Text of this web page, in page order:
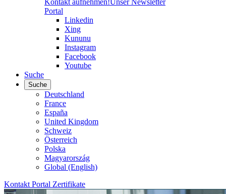
Kontakt aufnehmen!Unser Newsletter
Portal
Linkedin
Xing
Kununu
Instagram
Facebook
Youtube
Suche
Suche
Deutschland
France
España
United Kingdom
Schweiz
Österreich
Polska
Magyarország
Global (English)
Kontakt Portal Zertifikate